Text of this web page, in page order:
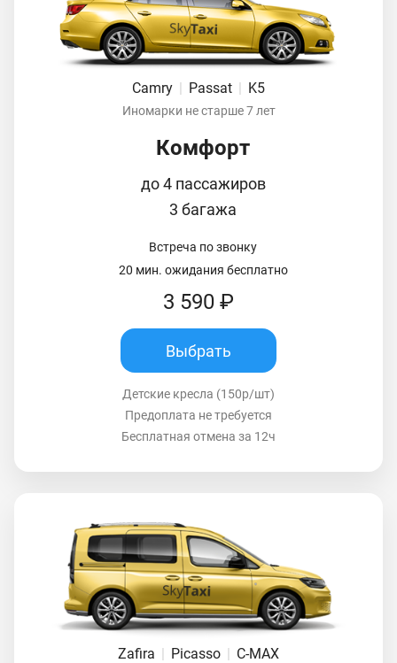
Camry Passat K5
Иномарки не старше 7 лет
Комфорт
до 4 пассажиров
3 багажа
Встреча по звонку
20 мин. ожидания бесплатно
3 590 ₽
Выбрать
Детские кресла (150р/шт)
Предоплата не требуется
Бесплатная отмена за 12ч
Zafira | Picasso | C-MAX